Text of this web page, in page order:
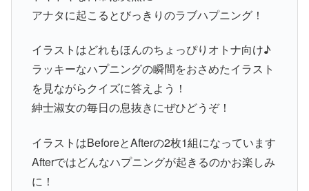
アナタに起こるとびっきりのラブハプニング！
イラストはどれもほんのちょっぴりオトナ向け♪
ラッキーなハプニングの瞬間をおさめたイラスト
を見ながらクイズに答えよう！
紳士淑女の毎日の息抜きにぜひどうぞ！
イラストはBeforeとAfterの2枚1組になっています
Afterではどんなハプニングが起きるのかお楽しみ
に！